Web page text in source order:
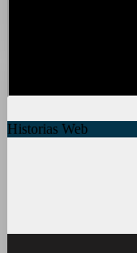
Historias Web
ósea a partir de